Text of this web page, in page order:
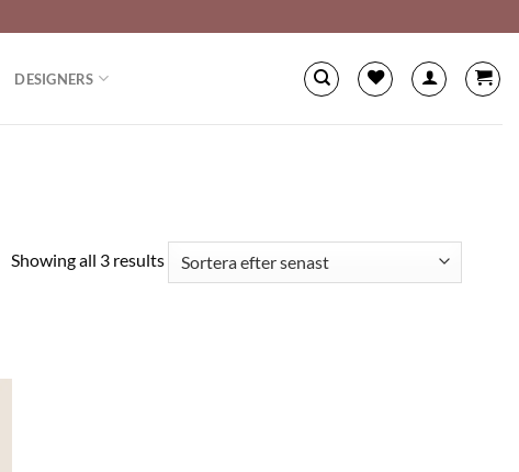
DESIGNERS
Showing all 3 results